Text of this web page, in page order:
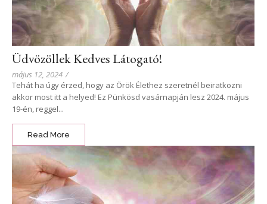
Üdvözöllek Kedves Látogató!
május 12, 2024 /
Tehát ha úgy érzed, hogy az Örök Élethez szeretnél beiratkozni
akkor most itt a helyed! Ez Pünkösd vasárnapján lesz 2024. május
19-én, reggel...
Read More